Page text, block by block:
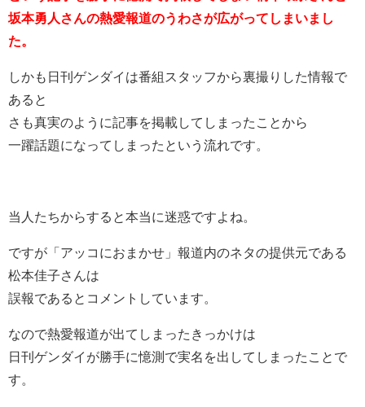
坂本勇人さんの熱愛報道のうわさが広がってしまいまし
た。
しかも日刊ゲンダイは番組スタッフから裏撮りした情報で
あると
さも真実のように記事を掲載してしまったことから
一躍話題になってしまったという流れです。
当人たちからすると本当に迷惑ですよね。
ですが「アッコにおまかせ」報道内のネタの提供元である
松本佳子さんは
誤報であるとコメントしています。
なので熱愛報道が出てしまったきっかけは
日刊ゲンダイが勝手に憶測で実名を出してしまったことで
す。